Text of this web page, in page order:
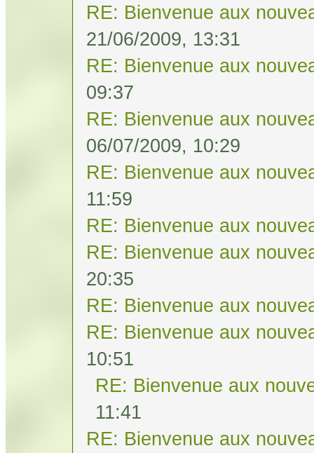
RE: Bienvenue aux
21/06/2009, 13:31
RE: Bienvenue aux
09:37
RE: Bienvenue aux
06/07/2009, 10:29
RE: Bienvenue aux
11:59
RE: Bienvenue aux
RE: Bienvenue aux
20:35
RE: Bienvenue aux
RE: Bienvenue aux
10:51
RE: Bienvenue aux
11:41
RE: Bienvenue aux